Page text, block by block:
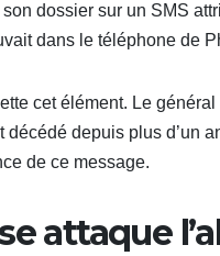
son dossier sur un SMS
dans le téléphone de
cet élément. Le
décédé depuis plus d’un
de ce message.
attaque